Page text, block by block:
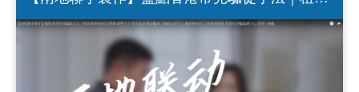
刷單返利 洗黑錢 留學中介 冒充官員 電話騙案｜
國家反詐中心 國家移民局 公安部刑偵局 香港反
詐騙協調中心 香港入境處 (Chinese Version